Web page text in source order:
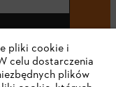
pliki cookie i
celu dostarczenia
plików